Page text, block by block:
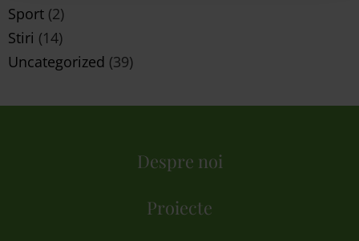
Sport (2)
Stiri (14)
Uncategorized (39)
Despre noi
Proiecte